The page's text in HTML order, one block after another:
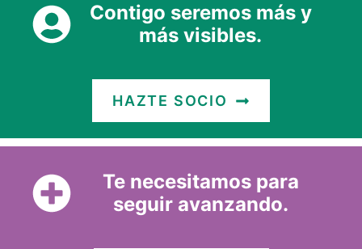
Contigo seremos más y
más visibles.
HAZTE SOCIO
Te necesitamos para
seguir avanzando.